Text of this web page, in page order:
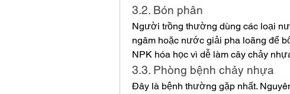
3.2. Bón phân
Người trồng thường dùng các loại
ngâm hoặc nước giải pha loãng để
NPK hóa học vì dễ làm cây chảy
3.3. Phòng bệnh chảy nhựa
Đây là bệnh thường gặp nhất.